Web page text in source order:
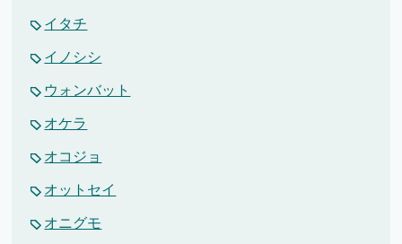
イタチ
イノシシ
ウォンバット
オケラ
オコジョ
オットセイ
オニグモ